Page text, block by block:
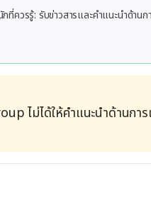
ที่ควรรู้: รับข่าวสารและคำแนะนำด้า
ไม่ได้ให้คำแนะนำด้านกา